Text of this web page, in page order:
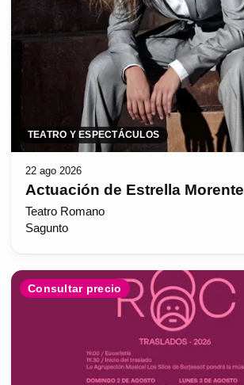
TEATRO Y ESPECTÁCULOS
22 ago 2026
Actuación de Estrella Morente
Teatro Romano
Sagunto
Consultar precio